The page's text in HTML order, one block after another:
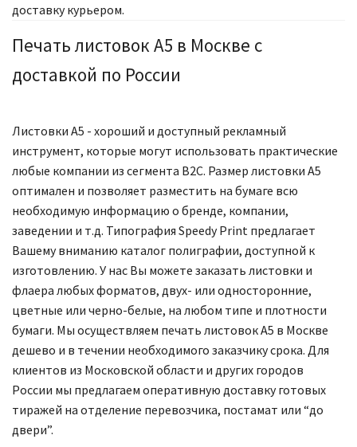
доставку курьером.
Печать листовок А5 в Москве с
доставкой по России
Листовки А5 - хороший и доступный рекламный
инструмент, которые могут использовать практические
любые компании из сегмента В2С. Размер листовки А5
оптимален и позволяет разместить на бумаге всю
необходимую информацию о бренде, компании,
заведении и т.д. Типография Speedy Print предлагает
Вашему вниманию каталог полиграфии, доступной к
изготовлению. У нас Вы можете заказать листовки и
флаера любых форматов, двух- или односторонние,
цветные или черно-белые, на любом типе и плотности
бумаги. Мы осуществляем печать листовок А5 в Москве
дешево и в течении необходимого заказчику срока. Для
клиентов из Московской области и других городов
России мы предлагаем оперативную доставку готовых
тиражей на отделение перевозчика, постамат или “до
двери”.